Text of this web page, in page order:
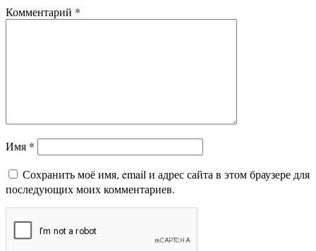
Комментарий *
Имя *
Сохранить моё имя, email и адрес сайта в этом браузере для
последующих моих комментариев.